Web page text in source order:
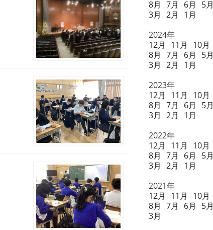
8月 7月 6月 5月
3月 2月
1月
2024年
12月
11月 10月
8月 7月 6月 5月
3月 2月
1月
2023年
12月
11月 10月
8月 7月 6月 5月
3月 2月
1月
2022年
12月
11月 10月
8月 7月 6月 5月
3月 2月
1月
2021年
12月
11月 10月
8月 7月 6月 5月
3月